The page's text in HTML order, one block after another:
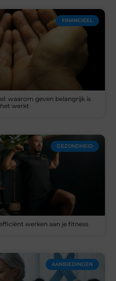
FINANCIEEL
waarom geven belangrijk is
werkt
GEZONDHEID
werken aan je fitness
AANBIEDINGEN